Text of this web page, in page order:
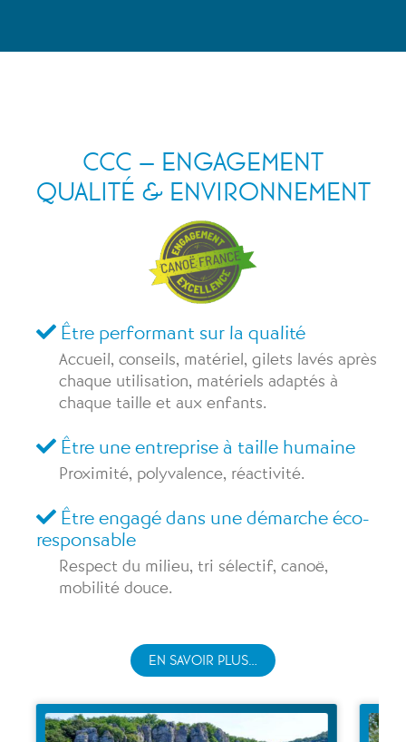
CCC – ENGAGEMENT
QUALITÉ & ENVIRONNEMENT
Être performant sur la qualité
Accueil, conseils, matériel, gilets lavés après
chaque utilisation, matériels adaptés à
chaque taille et aux enfants.
Être une entreprise à taille humaine
Proximité, polyvalence, réactivité.
Être engagé dans une démarche éco-
responsable
Respect du milieu, tri sélectif, canoë,
mobilité douce.
EN SAVOIR PLUS…